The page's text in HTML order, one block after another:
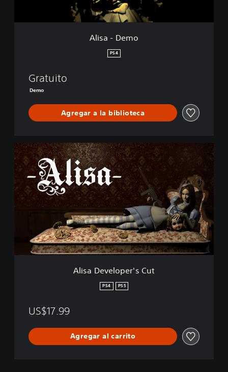
Alisa - Demo
PS4
Gratuito
Demo
Agregar a la biblioteca
A
l
s
a
D
e
p
Alisa Developer's Cut
PS4 PS5
US$17.99
Agregar al carrito